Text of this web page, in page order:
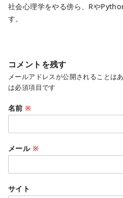
社会心理学をやる傍ら、Rや
す。
コメントを残す
メールアドレスが公開されることはあ
は必須項目です
名前※
メール ※
サイト